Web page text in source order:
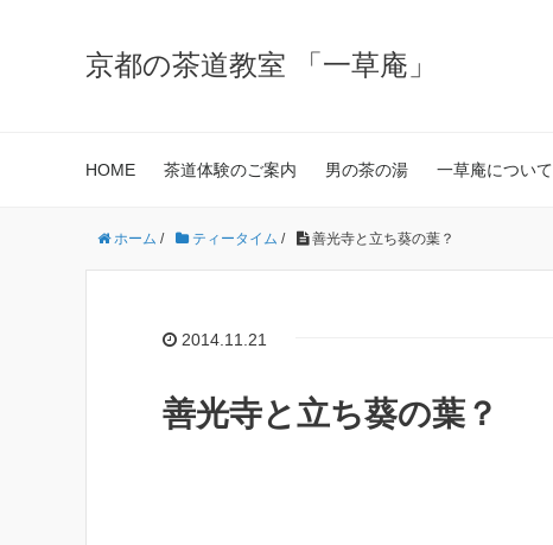
京都の茶道教室 「一草庵」
HOME 茶道体験のご案内 男の茶の湯 一草庵について
ホーム / ティータイム / 善光寺と立ち葵の葉？
2014.11.21
善光寺と立ち葵の葉？